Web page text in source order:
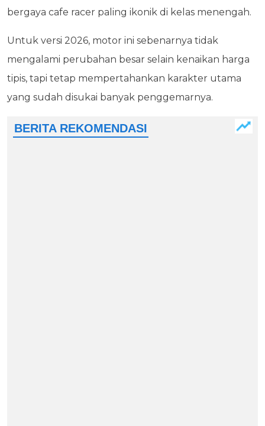
bergaya cafe racer paling ikonik di kelas menengah.
Untuk versi 2026, motor ini sebenarnya tidak
mengalami perubahan besar selain kenaikan harga
tipis, tapi tetap mempertahankan karakter utama
yang sudah disukai banyak penggemarnya.